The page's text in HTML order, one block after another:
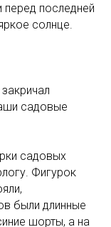
перед последней
солнце.
садовые
садовых
Фигурок
были длинные
шорты, а на